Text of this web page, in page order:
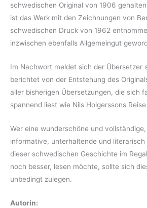
schwedischen Original von 1906
ist das Werk mit den Zeichnungen von
schwedischen Druck von 1962
inzwischen ebenfalls Allgemeingut
Im Nachwort meldet sich der Übersetzer
berichtet von der Entstehung des
aller bisherigen Übersetzungen, die sich
spannend liest wie Nils Holgerssons
Wer eine wunderschöne und
informative, unterhaltende und literarisch
dieser schwedischen Geschichte im
noch besser, lesen möchte, sollte sich
unbedingt zulegen.
Autorin: